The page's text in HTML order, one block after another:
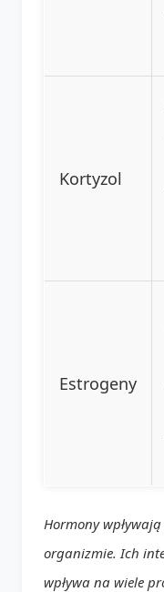
Kortyzol
Estrogeny
Hormony
organizmie. Ich
wpływa na wiele